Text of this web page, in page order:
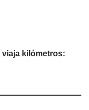
kilómetros: